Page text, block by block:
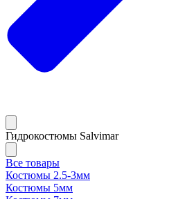
Гидрокостюмы Salvimar
Все товары
Костюмы 2.5-3мм
Костюмы 5мм